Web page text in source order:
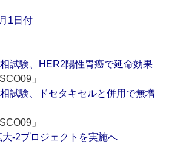
1日付
相試験、HER2陽性胃癌で延命効果
」
試験、ドセタキセルと併用で無増
」
‐2プロジェクトを実施へ